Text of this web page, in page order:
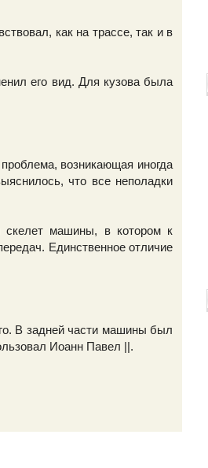
как на трассе, так и в
его вид. Для кузова была
возникающая иногда
что все неполадки
скелет машины, в котором к
Единственное отличие
В задней части машины был
Иоанн Павел ||.